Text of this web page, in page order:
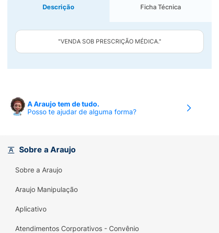
Descrição Ficha Técnica
"VENDA SOB PRESCRIÇÃO MÉDICA."
A Araujo tem de tudo.
Posso te ajudar de alguma forma?
Sobre a Araujo
Sobre a Araujo
Araujo Manipulação
Aplicativo
Atendimentos Corporativos - Convênio